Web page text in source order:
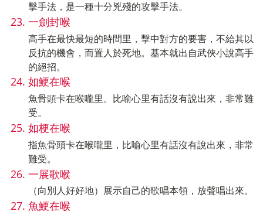
擊手法，是一種十分兇殘的攻擊手法。
一劍封喉
高手在最快最短的時間里，擊中對方的要害，不給其以
反抗的機會，而置人於死地。基本就出自武俠小說高手
的絕招。
如鯁在喉
魚骨頭卡在喉嚨里。比喻心里有話沒有說出來，非常難
受。
如梗在喉
指魚骨頭卡在喉嚨里，比喻心里有話沒有說出來，非常
難受。
一展歌喉
（向別人好好地）展示自己的歌唱本領，放聲唱出來。
魚鯁在喉